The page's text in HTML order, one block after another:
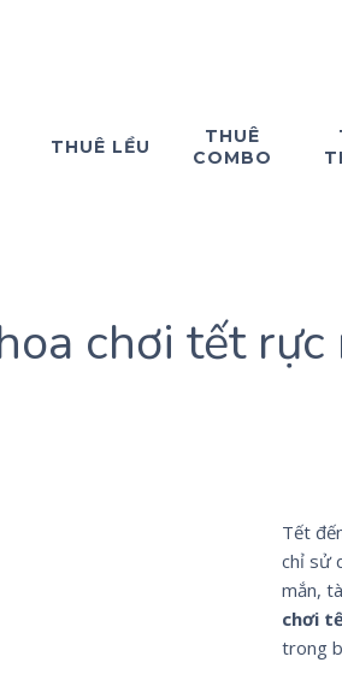
THUÊ LỀU
THUÊ
COMBO
chơi tết
Tết
chỉ sử
mắn,
chơi
trong